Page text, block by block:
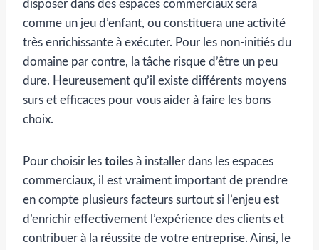
disposer dans des espaces commerciaux sera
comme un jeu d’enfant, ou constituera une activité
très enrichissante à exécuter. Pour les non-initiés du
domaine par contre, la tâche risque d’être un peu
dure. Heureusement qu’il existe différents moyens
surs et efficaces pour vous aider à faire les bons
choix.
Pour choisir les toiles à installer dans les espaces
commerciaux, il est vraiment important de prendre
en compte plusieurs facteurs surtout si l’enjeu est
d’enrichir effectivement l’expérience des clients et
contribuer à la réussite de votre entreprise. Ainsi, le